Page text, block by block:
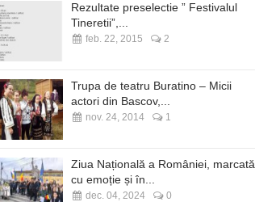
Rezultate preselectie ” Festivalul
Tineretii”,...
feb. 22, 2015 2
Trupa de teatru Buratino – Micii
actori din Bascov,...
nov. 24, 2014 1
Ziua Națională a României, marcată
cu emoție și în...
dec. 04, 2024 0